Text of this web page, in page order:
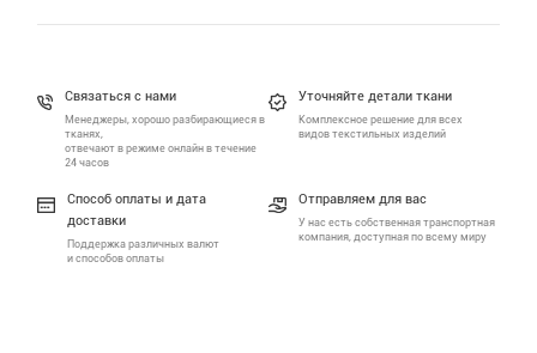
Связаться с нами
Менеджеры, хорошо разбирающиеся в
тканях,
отвечают в режиме онлайн в течение
24 часов
Уточняйте детали ткани
Комплексное решение для всех
видов текстильных изделий
Способ оплаты и дата
доставки
Поддержка различных валют
и способов оплаты
Отправляем для вас
У нас есть собственная транспортная
компания, доступная по всему миру